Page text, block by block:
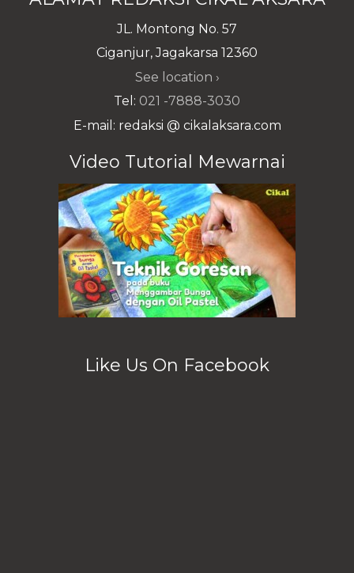
JL. Montong No. 57
Ciganjur, Jagakarsa 12360
See location ›
Tel: 021 -7888-3030
E-mail: redaksi @ cikalaksara.com
Video Tutorial Mewarnai
Like Us On Facebook